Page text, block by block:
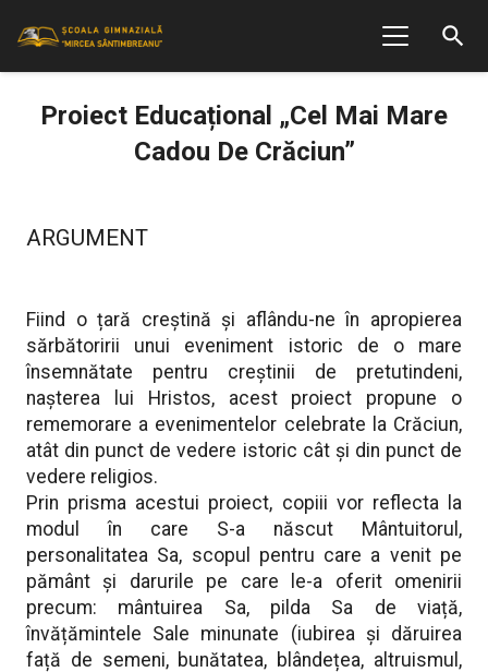
search
Proiect Educațional „Cel Mai Mare
Cadou De Crăciun”
ARGUMENT
Fiind o țară creștină și aflându-ne în apropierea
sărbătoririi unui eveniment istoric de o mare
însemnătate pentru creștinii de pretutindeni,
nașterea lui Hristos, acest proiect propune o
rememorare a evenimentelor celebrate la Crăciun,
atât din punct de vedere istoric cât și din punct de
vedere religios.
Prin prisma acestui proiect, copiii vor reflecta la
modul în care S-a născut Mântuitorul,
personalitatea Sa, scopul pentru care a venit pe
pământ și darurile pe care le-a oferit omenirii
precum: mântuirea Sa, pilda Sa de viață,
învățămintele Sale minunate (iubirea și dăruirea
față de semeni, bunătatea, blândețea, altruismul,